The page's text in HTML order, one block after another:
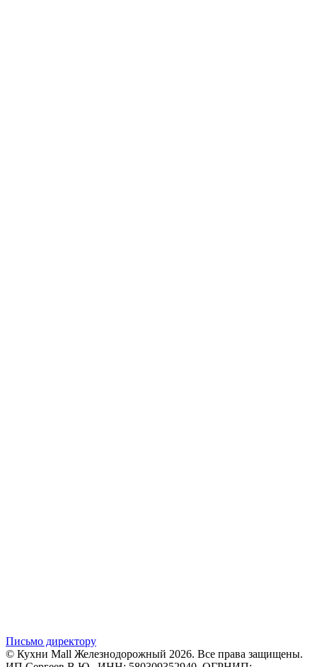
Письмо директору
© Кухни Mall Железнодорожный 2026. Все права защищены.